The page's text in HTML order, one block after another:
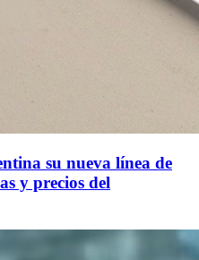
su nueva línea de
y precios del